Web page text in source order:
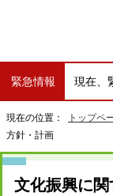
緊急情報 現在、
現在の位置： トップペ
方針・計画
文化振興に